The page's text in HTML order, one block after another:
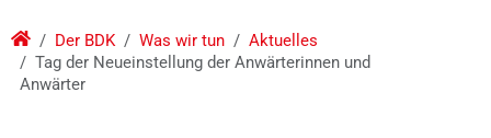
Der BDK Was wir tun
Aktuelles
Tag der Neueinstellung der Anwärterinnen und
Anwärter